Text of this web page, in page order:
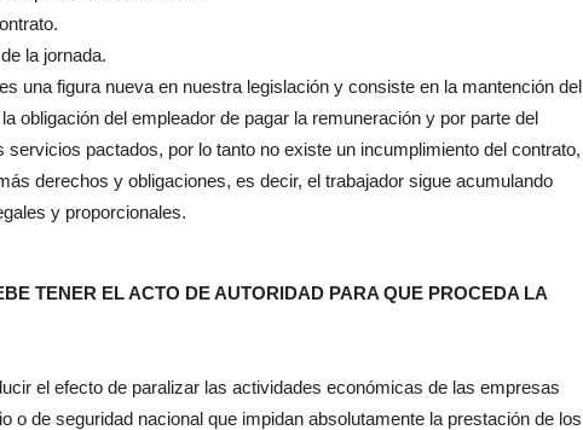
la jornada.
una figura nueva en nuestra legislación y consiste en la mantención del
obligación del empleador de pagar la remuneración y por parte del
servicios pactados, por lo tanto no existe un incumplimiento del contrato,
derechos y obligaciones, es decir, el trabajador sigue acumulando
y proporcionales.
TENER EL ACTO DE AUTORIDAD PARA QUE PROCEDA LA
el efecto de paralizar las actividades económicas de las empresas
o de seguridad nacional que impidan absolutamente la prestación de los